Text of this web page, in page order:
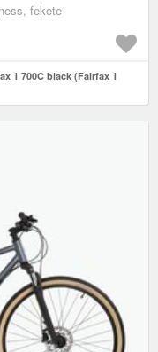
fekete
1 700C black (Fairfax 1